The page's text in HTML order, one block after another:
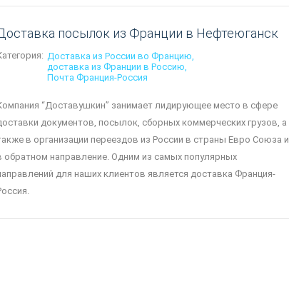
посылок из Франции в Нефтеюганск
Доставка из России во Францию
доставка из Франции в Россию
Почта Франция-Россия
“Доставушкин” занимает лидирующее место в сфере
документов, посылок, сборных коммерческих грузов, а
в организации переездов из России в страны Евро Союза и
обратном направление. Одним из самых популярных
для наших клиентов является доставка Франция-